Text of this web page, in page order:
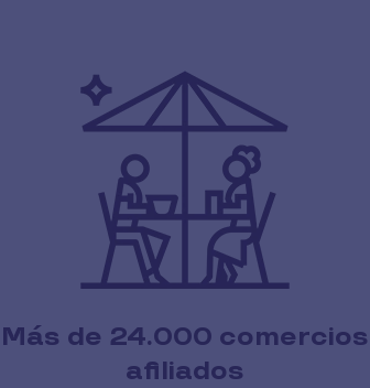
Más de 24.000 comercios
afiliados